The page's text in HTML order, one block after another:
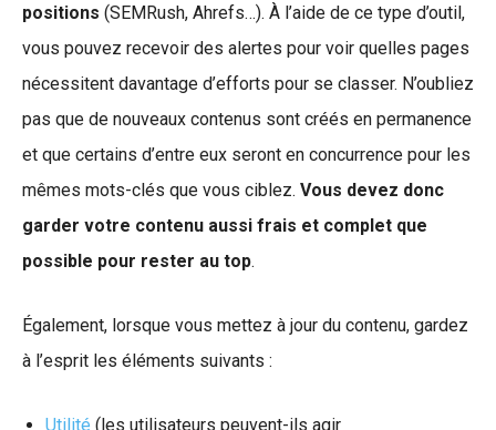
positions (SEMRush, Ahrefs…). À l’aide de ce type d’outil,
vous pouvez recevoir des alertes pour voir quelles pages
nécessitent davantage d’efforts pour se classer. N’oubliez
pas que de nouveaux contenus sont créés en permanence
et que certains d’entre eux seront en concurrence pour les
mêmes mots-clés que vous ciblez. Vous devez donc
garder votre contenu aussi frais et complet que
possible pour rester au top.
Également, lorsque vous mettez à jour du contenu, gardez
à l’esprit les éléments suivants :
Utilité (les utilisateurs peuvent-ils agir